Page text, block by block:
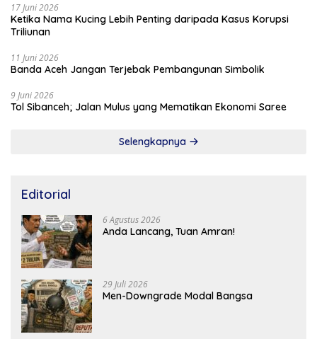
17 Juni 2026
Ketika Nama Kucing Lebih Penting daripada Kasus Korupsi
Triliunan
11 Juni 2026
Banda Aceh Jangan Terjebak Pembangunan Simbolik
9 Juni 2026
Tol Sibanceh; Jalan Mulus yang Mematikan Ekonomi Saree
Selengkapnya
Editorial
6 Agustus 2026
Anda Lancang, Tuan Amran!
29 Juli 2026
Men-Downgrade Modal Bangsa